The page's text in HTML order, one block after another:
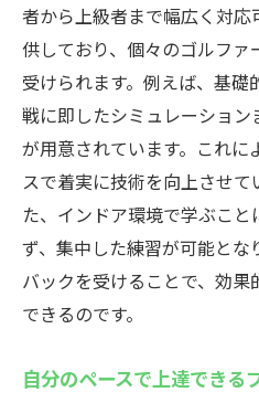
者から上級者まで幅広く対
供しており、個々のゴルフ
受けられます。例えば、基
戦に即したシミュレーショ
が用意されています。これに
スで着実に技術を向上させて
た、インドア環境で学ぶこ
ず、集中した練習が可能とな
バックを受けることで、効
できるのです。
自分のペースで上達できる